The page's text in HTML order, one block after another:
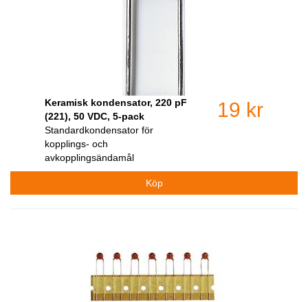
Keramisk kondensator, 220 pF
(221), 50 VDC, 5-pack
Standardkondensator för
kopplings- och
avkopplingsändamål
19 kr